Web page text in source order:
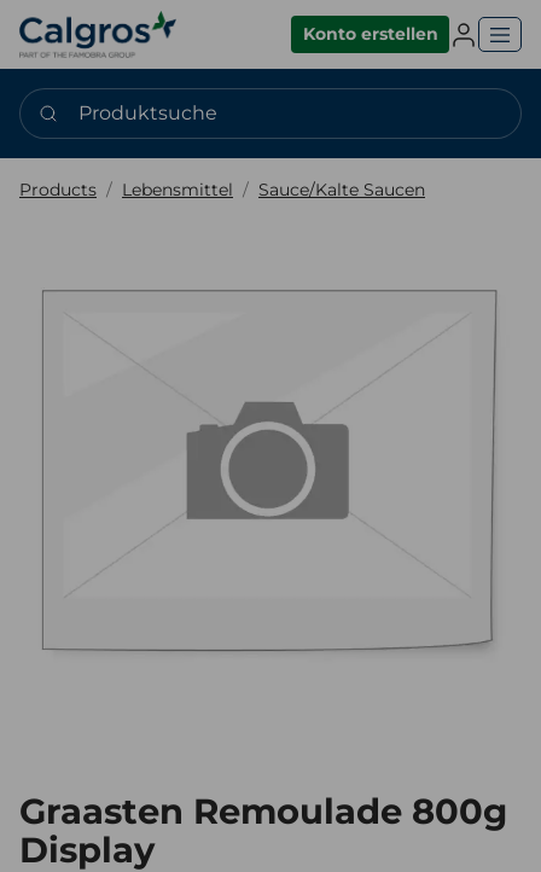
Konto erstellen
Produktsuche
Products Lebensmittel Sauce/Kalte Saucen
Graasten Remoulade 800g
Display